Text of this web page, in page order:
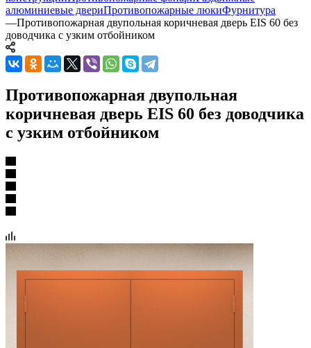
алюминиевые двериПротивопожарные люкиФурнитура
—Противопожарная двупольная коричневая дверь EIS 60 без
доводчика с узким отбойником
Противопожарная двупольная
коричневая дверь EIS 60 без доводчика
с узким отбойником